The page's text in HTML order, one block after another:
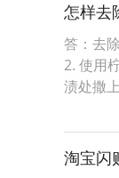
怎样去
答：去
2. 使用
渍处撒
淘宝闪